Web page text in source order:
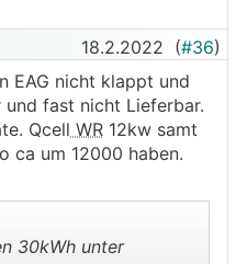
18.2.2022 (#36)
EAG nicht klappt und
fast nicht Lieferbar.
Qcell WR 12kw samt
ca um 12000 haben.
30kWh unter